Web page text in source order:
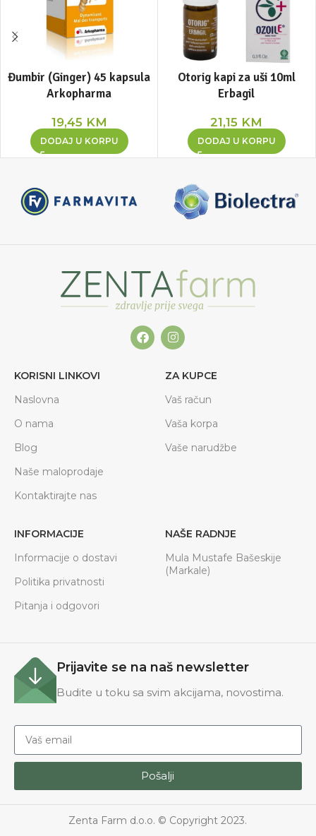
Đumbir (Ginger) 45 kapsula
Arkopharma
19,45 KM
DODAJ U KORPU
Otorig kapi za uši 10ml
Erbagil
21,15 KM
DODAJ U KORPU
KORISNI LINKOVI
Naslovna
O nama
Blog
Naše maloprodaje
Kontaktirajte nas
ZA KUPCE
Vaš račun
Vaša korpa
Vaše narudžbe
INFORMACIJE
Informacije o dostavi
Politika privatnosti
Pitanja i odgovori
NAŠE RADNJE
Mula Mustafe Bašeskije
(Markale)
Prijavite se na naš newsletter
Budite u toku sa svim akcijama, novostima.
Pošalji
Zenta Farm d.o.o. © Copyright 2023.